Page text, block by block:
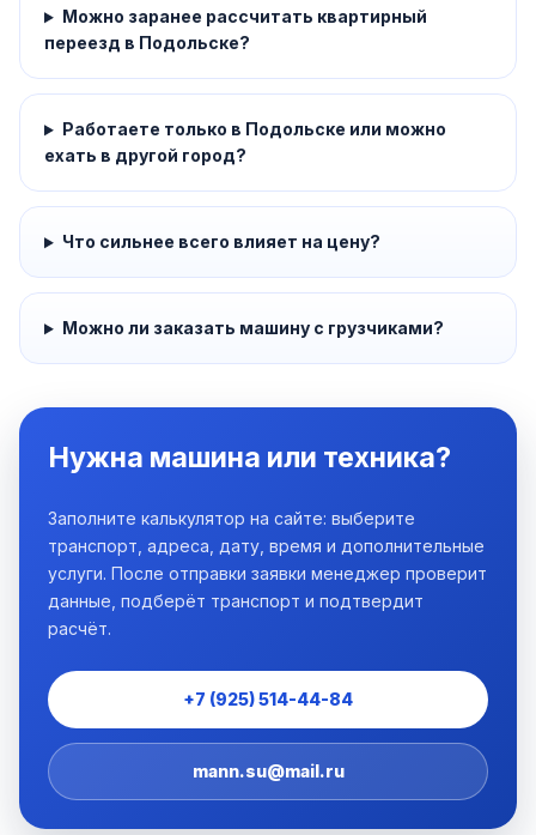
Можно заранее рассчитать квартирный
переезд в Подольске?
Работаете только в Подольске или можно
ехать в другой город?
Что сильнее всего влияет на цену?
Можно ли заказать машину с грузчиками?
Нужна машина или техника?
Заполните калькулятор на сайте: выберите
транспорт, адреса, дату, время и дополнительные
услуги. После отправки заявки менеджер проверит
данные, подберёт транспорт и подтвердит
расчёт.
+7 (925) 514-44-84
mann.su@mail.ru